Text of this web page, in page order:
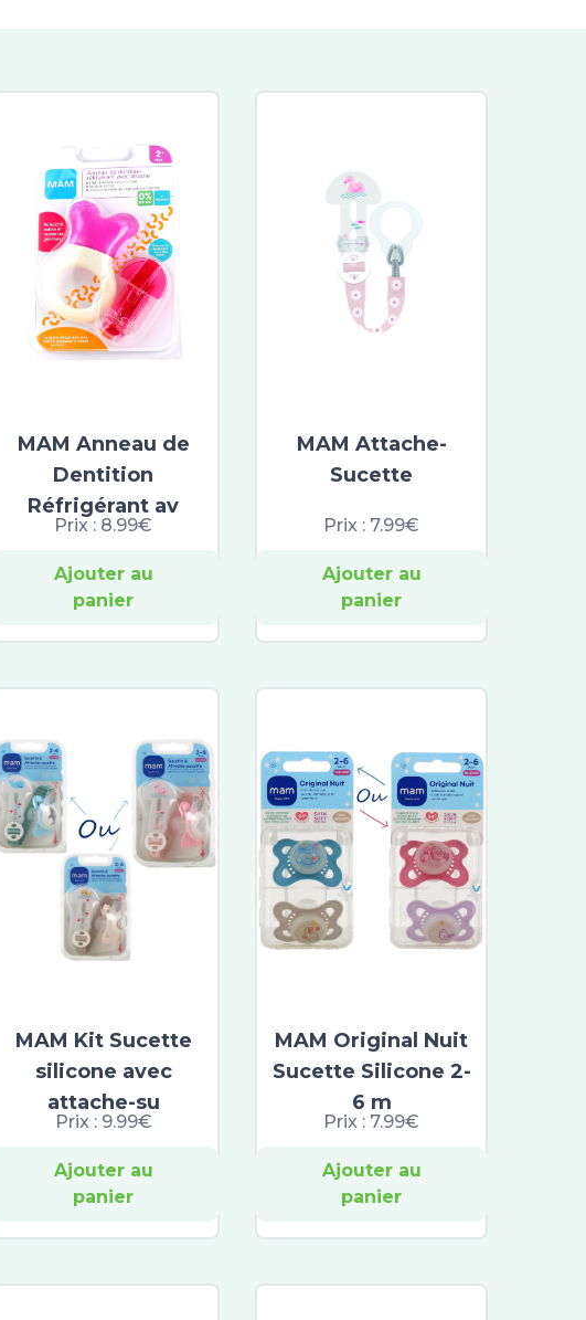
MAM Anneau de
Dentition
Réfrigérant av
Prix : 8.99€
Ajouter au
panier
MAM Attache-
Sucette
Prix : 7.99€
Ajouter au
panier
MAM Kit Sucette
silicone avec
attache-su
Prix : 9.99€
Ajouter au
panier
MAM Original Nuit
Sucette Silicone 2-
6 m
Prix : 7.99€
Ajouter au
panier